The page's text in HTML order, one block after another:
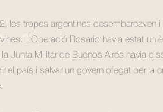
les tropes argentines desembarcaven
L’Operació Rosario havia estat un
Junta Militar de Buenos Aires havia
el país i salvar un govern ofegat per la